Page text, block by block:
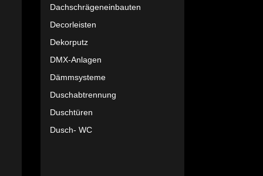
Dachschrägeneinbauten
Decorleisten
Dekorputz
DMX-Anlagen
Dämmsysteme
Duschabtrennung
Duschtüren
Dusch- WC